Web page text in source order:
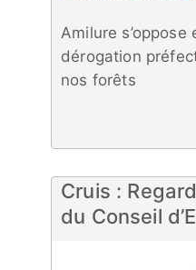
Amilure
dérogation
nos forêts
Cruis :
du Conseil